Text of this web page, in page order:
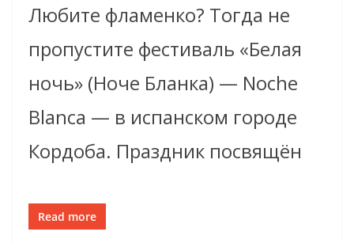
Любите фламенко? Тогда не
пропустите фестиваль «Белая
ночь» (Ноче Бланка) — Noche
Blanca — в испанском городе
Кордоба. Праздник посвящён
Read more